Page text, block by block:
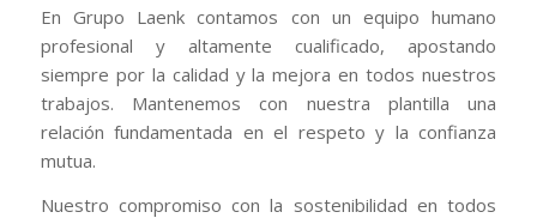
En Grupo Laenk contamos con un equipo humano
profesional y altamente cualificado, apostando
siempre por la calidad y la mejora en todos nuestros
trabajos. Mantenemos con nuestra plantilla una
relación fundamentada en el respeto y la confianza
mutua.
Nuestro compromiso con la sostenibilidad en todos